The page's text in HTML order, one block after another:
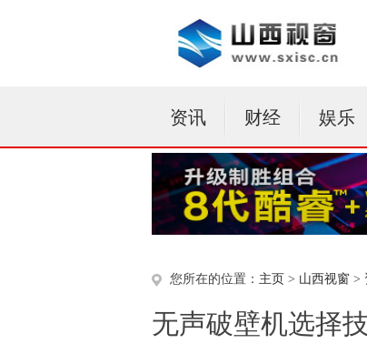
资讯 财经 娱乐
您所在的位置： 主页 > 山西视窗 >
无声破壁机选择